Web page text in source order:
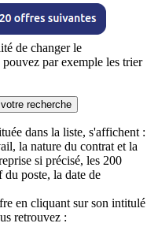
de changer le
par exemple les trier
recherche
dans la liste, s'affichent :
la nature du contrat et la
si précisé, les 200
du poste, la date de
en cliquant sur son intitulé
retrouvez :